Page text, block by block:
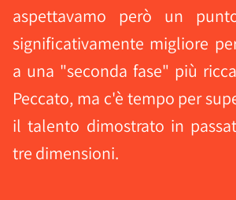
aspettavamo però un
significativamente migliore
a una "seconda fase" più
Peccato, ma c'è tempo per
il talento dimostrato in
tre dimensioni.